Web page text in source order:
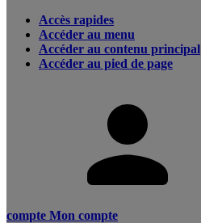
Accès rapides
Accéder au menu
Accéder au contenu principal
Accéder au pied de page
compte Mon compte